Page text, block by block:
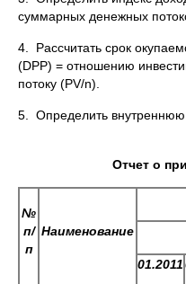
суммарных денежных
4. Рассчитать cрок
(DPP) = отношению
потоку (PV/n).
5. Определить внутреннюю
Отчет о
№
п/
п
Наименование
01.2011